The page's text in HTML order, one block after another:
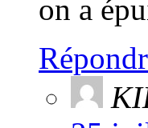
on a